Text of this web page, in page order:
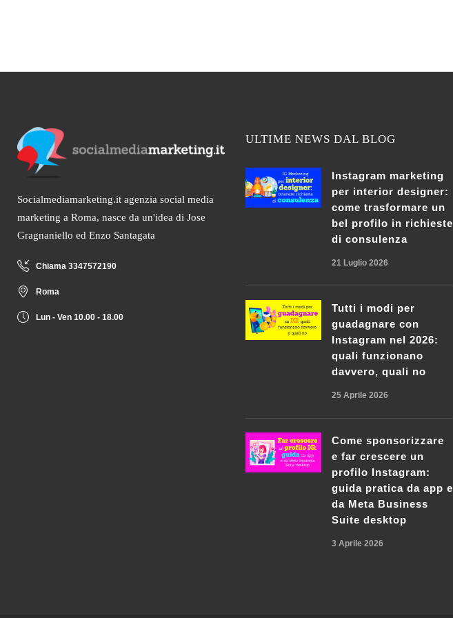
Socialmediamarketing.it agenzia social media
marketing a Roma, nasce da un'idea di Jose
Gragnaniello ed Enzo Santagata
Chiama 3347572190
Roma
Lun - Ven 10.00 - 18.00
ULTIME NEWS DAL BLOG
Instagram marketing
per interior designer:
come trasformare un
bel profilo in richieste
di consulenza
21 Luglio 2026
Tutti i modi per
guadagnare con
Instagram nel 2026:
quali funzionano
davvero, quali no
25 Aprile 2026
Come sponsorizzare
e far crescere un
profilo Instagram:
guida pratica da app e
da Meta Business
Suite desktop
3 Aprile 2026